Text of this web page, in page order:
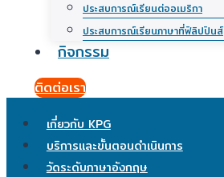
ประสบการณ์เรียนต่ออเมริกา
ประสบการณ์เรียนภาษาที่ฟิลิปปินส์
กิจกรรม
ติดต่อเรา
เกี่ยวกับ KPG
บริการและขั้นตอนดำเนินการ
วัดระดับภาษาอังกฤษ